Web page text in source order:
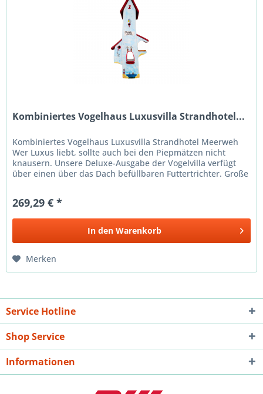
Kombiniertes Vogelhaus Luxusvilla Strandhotel...
Kombiniertes Vogelhaus Luxusvilla Strandhotel Meerweh
Wer Luxus liebt, sollte auch bei den Piepmätzen nicht
knausern. Unsere Deluxe-Ausgabe der Vogelvilla verfügt
über einen über das Dach befüllbaren Futtertrichter. Große
269,29 € *
In den Warenkorb
Merken
Service Hotline
Shop Service
Informationen